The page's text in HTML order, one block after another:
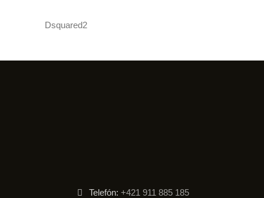
Dsquared2
Telefón: +421 911 885 185